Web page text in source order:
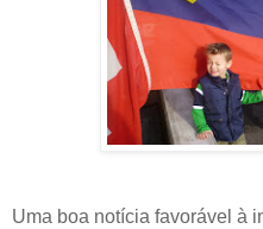
Uma boa notícia favorável à